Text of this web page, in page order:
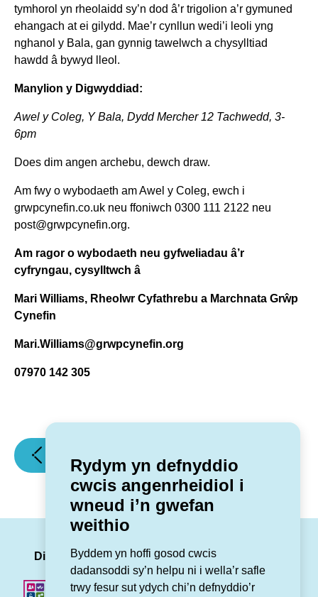
Rydym yn defnyddio
cwcis angenrheidiol i
wneud i’n gwefan
weithio
Byddem yn hoffi gosod cwcis
dadansoddi sy’n helpu ni i wella’r safle
trwy fesur sut ydych chi’n defnyddio’r
tymhorol yn rheolaidd sy’n dod â’r trigolion a’r gymuned
ehangach at ei gilydd. Mae’r cynllun wedi’i leoli yng
nghanol y Bala, gan gynnig tawelwch a chysylltiad
hawdd â bywyd lleol.
Manylion y Digwyddiad:
Awel y Coleg, Y Bala, Dydd Mercher 12 Tachwedd, 3-
6pm
Does dim angen archebu, dewch draw.
Am fwy o wybodaeth am Awel y Coleg, ewch i
grwpcynefin.co.uk neu ffoniwch 0300 111 2122 neu
post@grwpcynefin.org.
Am ragor o wybodaeth neu gyfweliadau â’r
cyfryngau, cysylltwch â
Mari Williams, Rheolwr Cyfathrebu a Marchnata Grŵp
Cynefin
Mari.Williams@grwpcynefin.org
07970 142 305
(Hoffech
chi
Mae
Môn?)
tywydd
garw,
Storm
Dilynwch ni LinkedIn
Facebook
Twitter